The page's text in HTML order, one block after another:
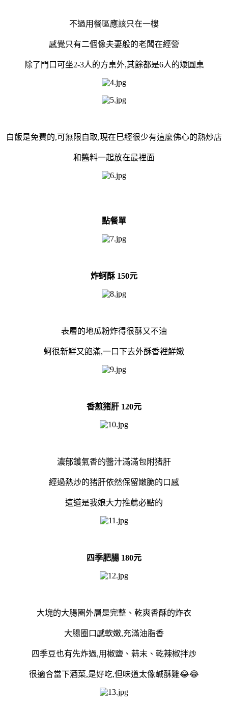
不過用餐區應該只在一樓
感覺只有二個像夫妻般的老闆在經營
除了門口可坐2-3人的方桌外,其餘都是6人的矮圓桌
白飯是免費的,可無限自取,現在巳經很少有這麼佛心的熱炒店
和醬料一起放在最裡面
點餐單
炸蚵酥 150元
表層的地瓜粉炸得很酥又不油
蚵很新鮮又飽滿,一口下去外酥香裡鮮嫩
香煎猪肝 120元
濃郁鑊氣香的醬汁滿滿包附猪肝
經過熱炒的猪肝依然保留嫩脆的口感
這道是我娘大力推薦必點的
四季肥腸 180元
大塊的大腸圈外層是完整、乾爽香酥的炸衣
大腸圈口感軟嫩,充滿油脂香
四季豆也有先炸過,用椒鹽、蒜末、乾辣椒拌炒
很適合當下酒菜,是好吃,但味道太像鹹酥雞😂😂